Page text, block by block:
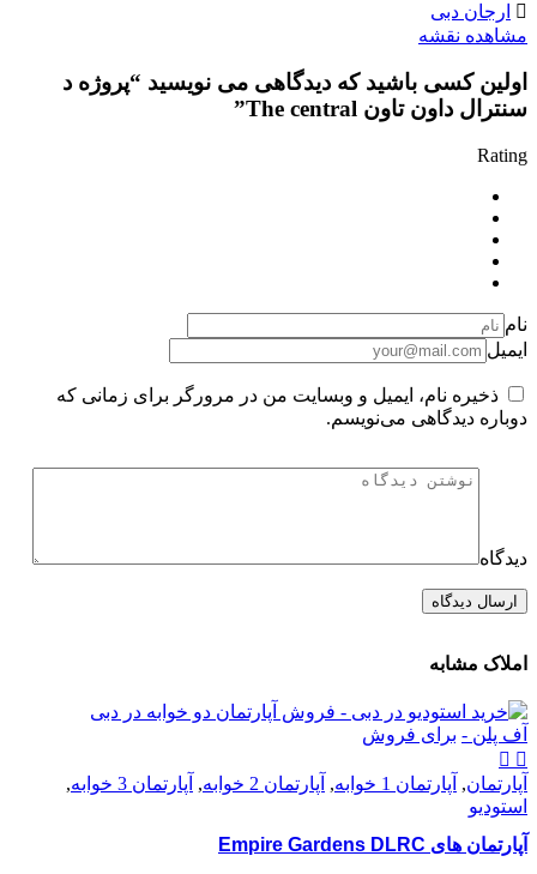
ارجان دبی
مشاهده نقشه
اولین کسی باشید که دیدگاهی می نویسید “پروژه د
سنترال داون تاون The central”
Rating
نام
ایمیل
ذخیره نام، ایمیل و وبسایت من در مرورگر برای زمانی که
دوباره دیدگاهی می‌نویسم.
دیدگاه
املاک مشابه
آف پلن - برای فروش
آپارتمان, آپارتمان 1 خوابه , آپارتمان 2 خوابه , آپارتمان 3 خوابه
,
استودیو
آپارتمان های Empire Gardens DLRC